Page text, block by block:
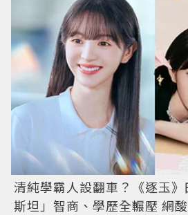
清純學霸人設翻車？《逐玉
斯坦」智商、學歷全輾壓 網